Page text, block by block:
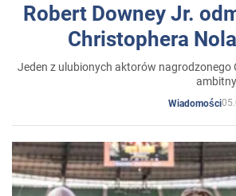
Robert Downey Jr.
Christophera
Jeden z ulubionych aktorów nagrodzonego
Wiadomości